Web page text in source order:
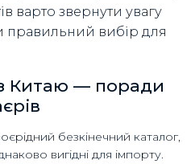
варто звернути увагу
правильний вибір для
Китаю — поради
безкінечний каталог,
вигідні для імпорту.